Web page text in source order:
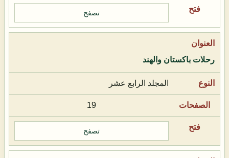
تصفح
رحلات باكستان والهند
المجلد الرابع عشر
19
تصفح